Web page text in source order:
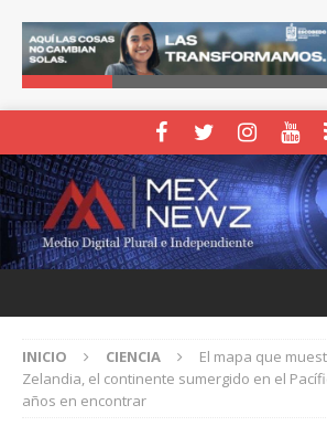
INICIO CIENCIA
El mapa que
Zelandia, el continente sumergido en el
años en encontrar